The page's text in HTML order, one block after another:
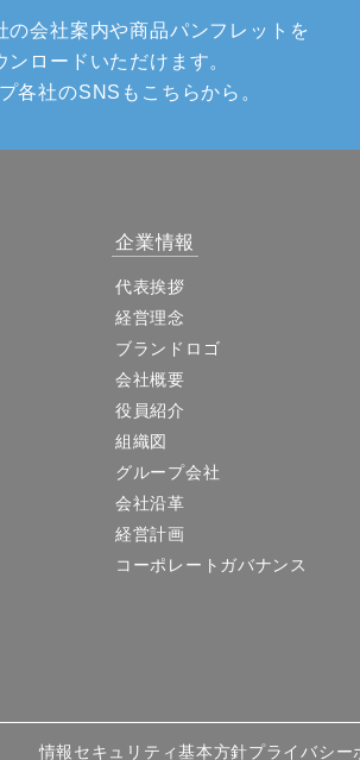
の会社案内や商品パンフレットを
ンロードいただけます。
各社のSNSもこちらから。
企業情報
代表挨拶
経営理念
ブランドロゴ
会社概要
役員紹介
組織図
グループ会社
会社沿革
経営計画
コーポレートガバナンス
情報セキュリティ基本方針プライバシー